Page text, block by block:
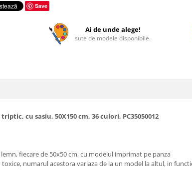
pe
Facebook
Save
Ai de unde alege!
sute de modele disponibile.
cu sasiu, 50X150 cm, 36 culori, PC35050012
fiecare de 50x50 cm, cu modelul imprimat pe panza
numarul acestora variaza de la un model la altul, in